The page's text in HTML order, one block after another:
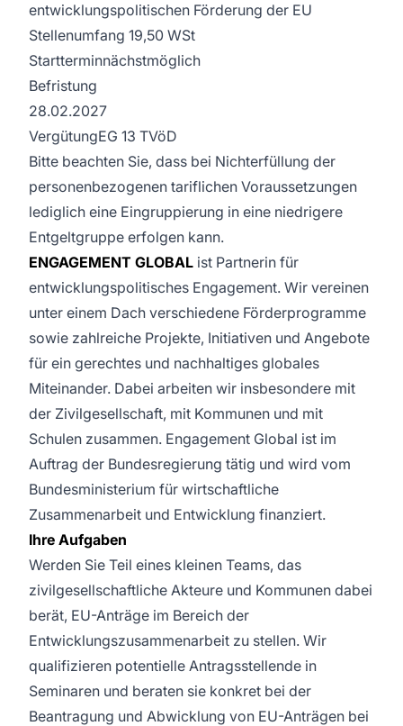
entwicklungspolitischen Förderung der EU
Stellenumfang 19,50 WSt
Startterminnächstmöglich
Befristung
28.02.2027
VergütungEG 13 TVöD
Bitte beachten Sie, dass bei Nichterfüllung der
personenbezogenen tariflichen Voraussetzungen
lediglich eine Eingruppierung in eine niedrigere
Entgeltgruppe erfolgen kann.
ENGAGEMENT GLOBAL ist Partnerin für
entwicklungspolitisches Engagement. Wir vereinen
unter einem Dach verschiedene Förderprogramme
sowie zahlreiche Projekte, Initiativen und Angebote
für ein gerechtes und nachhaltiges globales
Miteinander. Dabei arbeiten wir insbesondere mit
der Zivilgesellschaft, mit Kommunen und mit
Schulen zusammen. Engagement Global ist im
Auftrag der Bundesregierung tätig und wird vom
Bundesministerium für wirtschaftliche
Zusammenarbeit und Entwicklung finanziert.
Ihre Aufgaben
Werden Sie Teil eines kleinen Teams, das
zivilgesellschaftliche Akteure und Kommunen dabei
berät, EU-Anträge im Bereich der
Entwicklungszusammenarbeit zu stellen. Wir
qualifizieren potentielle Antragsstellende in
Seminaren und beraten sie konkret bei der
Beantragung und Abwicklung von EU-Anträgen bei